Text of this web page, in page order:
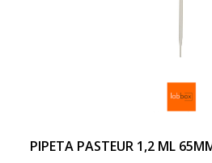
PIPETA PASTEUR 1,2 ML